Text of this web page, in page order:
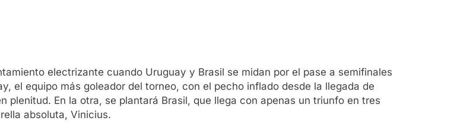
electrizante cuando Uruguay y Brasil se midan por el pase a semifinales
el equipo más goleador del torneo, con el pecho inflado desde la llegada de
En la otra, se plantará Brasil, que llega con apenas un triunfo en tres
absoluta, Vinicius.